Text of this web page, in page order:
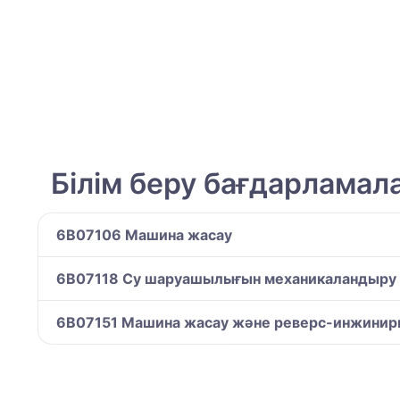
Білім беру
6B07106 Машина жасау
6B07118 Су шаруашылығын механикаландыру
6B07151 Машина жасау және реверс-